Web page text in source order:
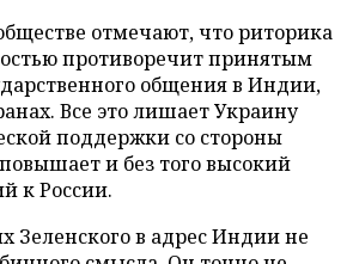
отмечают, что риторика
противоречит принятым
общения в Индии,
Все это лишает Украину
поддержки со стороны
и без того высокий
к России.
Зеленского в адрес Индии не